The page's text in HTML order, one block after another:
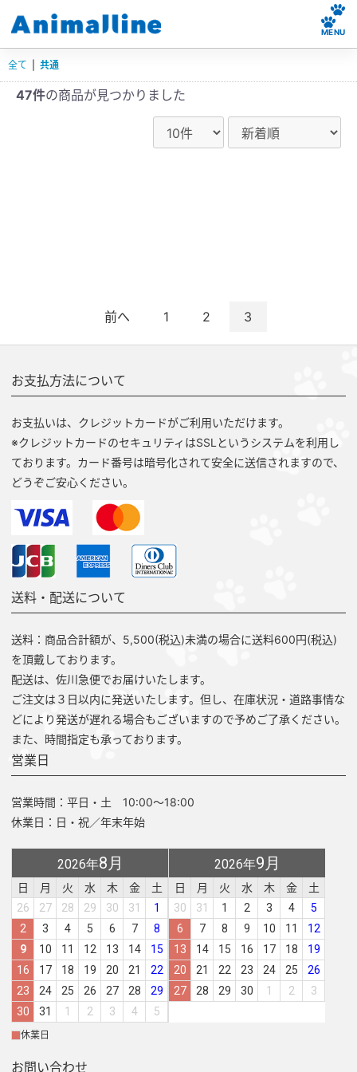
MENU
全て 共通
47件の商品が見つかりました
前へ 1 2 3
お支払方法について
お支払いは、クレジットカードがご利用いただけます。
※クレジットカードのセキュリティはSSLというシステムを利用し
ております。カード番号は暗号化されて安全に送信されますので、
どうぞご安心ください。
送料・配送について
送料：商品合計額が、5,500(税込)未満の場合に送料600円(税込)
を頂戴しております。
配送は、佐川急便でお届けいたします。
ご注文は３日以内に発送いたします。但し、在庫状況・道路事情な
どにより発送が遅れる場合もございますので予めご了承ください。
また、時間指定も承っております。
営業日
営業時間：平日・土 10:00～18:00
休業日：日・祝／年末年始
2026年8月
日 月 火 水 木 金 土
26 27 28 29 30 31
1
2
3 4 5 6 7
8
9
10 11 12 13 14
15
16
17 18 19 20 21
22
23
24 25 26 27 28
29
30
31 1 2 3 4 5
2026年9月
日 月 火 水 木 金 土
30 31 1 2 3 4
5
6
7 8 9 10 11
12
13
14 15 16 17 18
19
20
21 22 23 24 25
26
27
28 29 30 1 2 3
休業日
お問い合わせ